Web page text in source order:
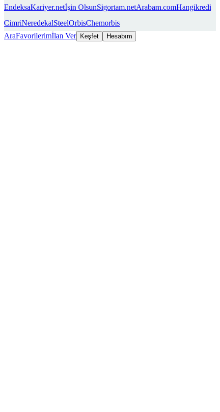
EndeksaKariyer.netİşin OlsunSigortam.netArabam.comHangikredi
CimriNeredekalSteelOrbisChemorbis
AraFavorilerimİlan Ver Keşfet Hesabım